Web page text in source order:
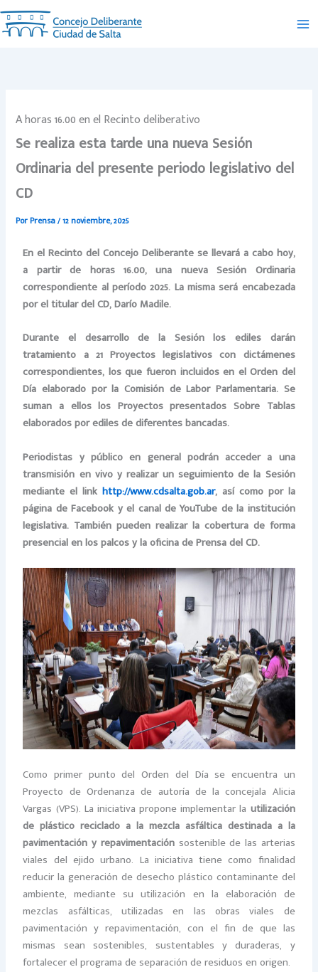
Ir
al
contenido
A horas 16.00 en el Recinto deliberativo
Se realiza esta tarde una nueva Sesión
Ordinaria del presente periodo legislativo del
CD
PorPrensa/12 noviembre, 2025
En el Recinto del Concejo Deliberante se llevará a cabo hoy,
a partir de horas 16.00, una nueva Sesión Ordinaria
correspondiente al período 2025. La misma será encabezada
por el titular del CD, Darío Madile.
Durante el desarrollo de la Sesión los ediles darán
tratamiento a 21 Proyectos legislativos con dictámenes
correspondientes, los que fueron incluidos en el Orden del
Día elaborado por la Comisión de Labor Parlamentaria. Se
suman a ellos los Proyectos presentados Sobre Tablas
elaborados por ediles de diferentes bancadas.
Periodistas y público en general podrán acceder a una
transmisión en vivo y realizar un seguimiento de la Sesión
mediante el linkhttp://www.cdsalta.gob.ar, así como por la
página de Facebook y el canal de YouTube de la institución
legislativa. También pueden realizar la cobertura de forma
presencial en los palcos y la oficina de Prensa del CD.
Como primer punto del Orden del Día se encuentra un
Proyecto de Ordenanza de autoría de la concejala Alicia
Vargas (VPS). La iniciativa propone implementar la utilización
de plástico reciclado a la mezcla asfáltica destinada a la
pavimentación y repavimentación sostenible de las arterias
viales del ejido urbano. La iniciativa tiene como finalidad
reducir la generación de desecho plástico contaminante del
ambiente, mediante su utilización en la elaboración de
mezclas asfálticas, utilizadas en las obras viales de
pavimentación y repavimentación, con el fin de que las
mismas sean sostenibles, sustentables y duraderas, y
fortalecer el programa de separación de residuos en origen.